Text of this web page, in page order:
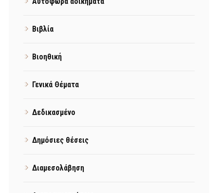
Βιβλία
Βιοηθική
Γενικά Θέματα
Δεδικασμένο
Δημόσιες θέσεις
Διαμεσολάβηση